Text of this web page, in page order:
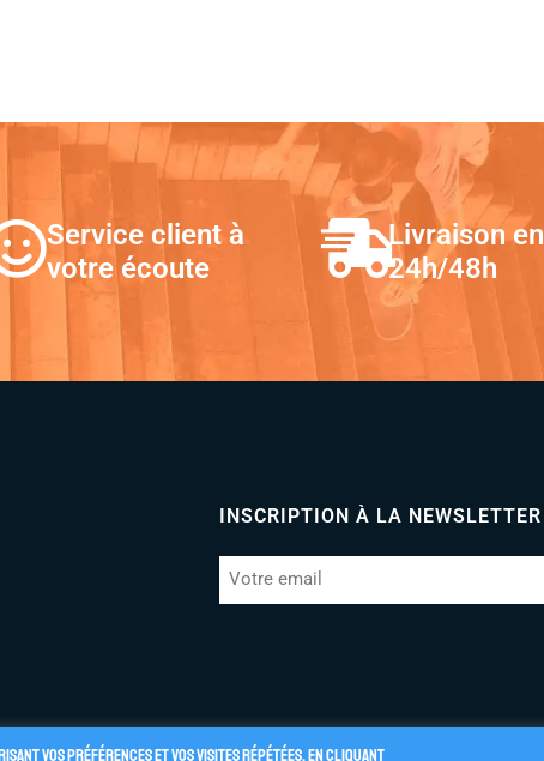
Service client à
votre écoute
Livraison en
24h/48h
INSCRIPTION À LA NEWSLETTER
vos préférences et vos visites répétées. En cliquant